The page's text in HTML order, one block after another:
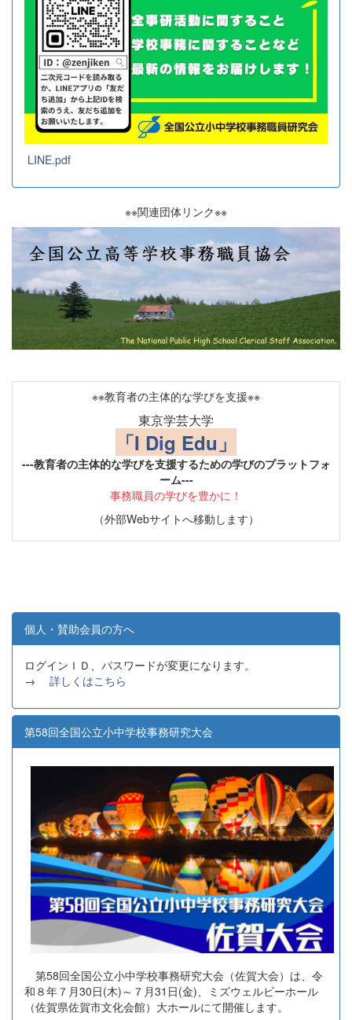
LINE.pdf
※※関連団体リンク※※
※※教育者の主体的な学びを支援※※
東京学芸大学
「I Dig Edu」
---教育者の主体的な学びを支援するための学びのプラットフォ
ーム---
事務職員の学びを豊かに！
（外部Webサイトへ移動します）
個人・賛助会員の方へ
ログインＩＤ、パスワードが変更になります。
→ 詳しくはこちら
第58回全国公立小中学校事務研究大会
第58回全国公立小中学校事務研究大会（佐賀大会）は、令
和８年７月30日(木)～７月31日(金)、ミズウェルビーホール
（佐賀県佐賀市文化会館）大ホールにて開催します。